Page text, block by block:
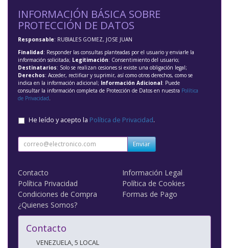
INFORMACIÓN BÁSICA SOBRE
PROTECCIÓN DE DATOS
Responsable: RUBIALES GOMEZ, JOSE JUAN
Finalidad: Responder las consultas planteadas por el usuario y enviarle la
información solicitada; Legitimación: Consentimiento del usuario;
Destinatarios: Solo se realizan cesiones si existe una obligación legal;
Derechos: Acceder, rectificar y suprimir, así como otros derechos, como se
indica en la información adicional; Información Adicional: Puede
consultar la información completa de Protección de Datos en nuestra Política
de Privacidad.
He leído y acepto la Política de Privacidad.
Enviar
Contacto
Información Legal
Política Privacidad
Política de Cookies
Condiciones de Compra
Formas de Pago
¿Quienes Somos?
Contacto
VENEZUELA, 5 LOCAL